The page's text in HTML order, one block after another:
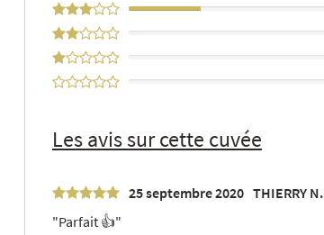
18%
Les avis sur cette cuvée
25 septembre 2020 THIERRY N.
"Parfait 👍"